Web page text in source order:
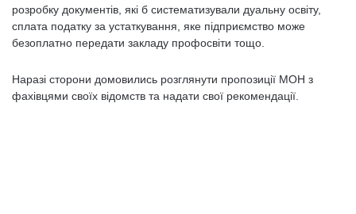
розробку документів, які б систематизували дуальну освіту,
сплата податку за устаткування, яке підприємство може
безоплатно передати закладу профосвіти тощо.
Наразі сторони домовились розглянути пропозиції МОН з
фахівцями своїх відомств та надати свої рекомендації.